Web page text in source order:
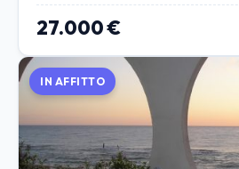
27.000 €
IN AFFITTO